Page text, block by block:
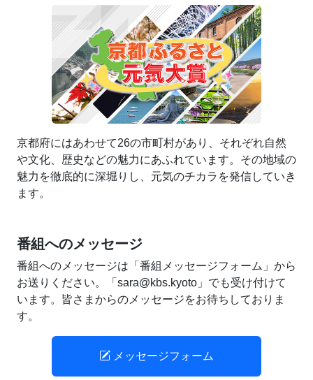
京都府にはあわせて26の市町村があり、それぞれ自然
や文化、歴史などの魅力にあふれています。その地域の
魅力を徹底的に深堀りし、元気のチカラを発信していき
ます。
番組へのメッセージ
番組へのメッセージは「番組メッセージフォーム」から
お送りください。「sara@kbs.kyoto」でも受け付けて
います。皆さまからのメッセージをお待ちしておりま
す。
メッセージフォーム